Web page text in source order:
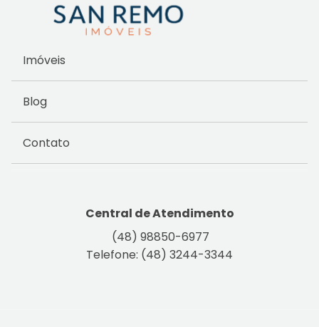
Imóveis
Blog
Contato
Central de Atendimento
(48) 98850-6977
Telefone: (48) 3244-3344